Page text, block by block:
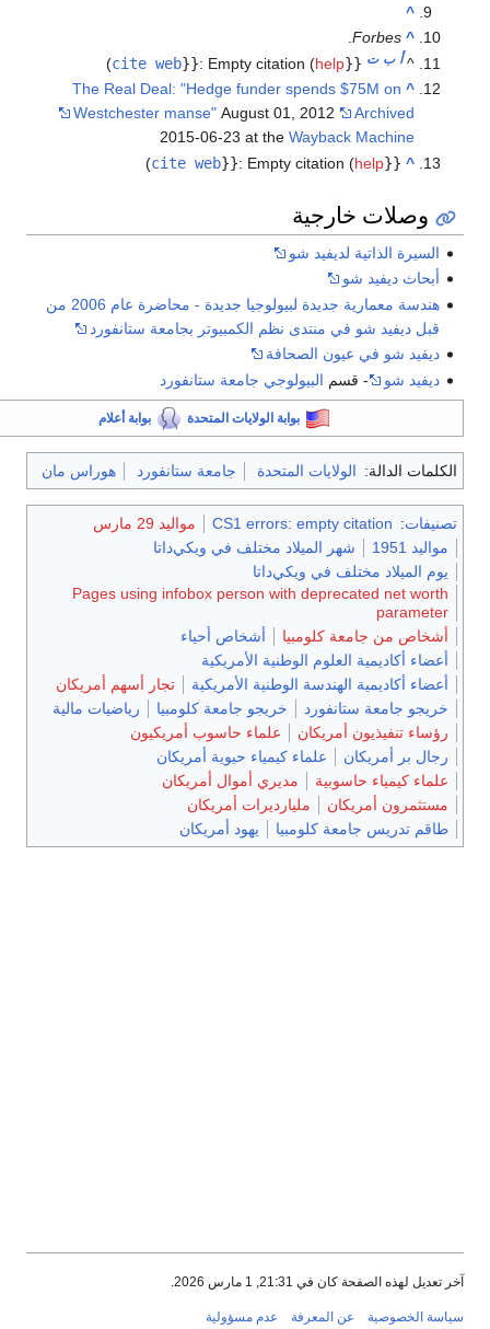
^
Forbes
.
^ ب ت {{
cite web}}:Empty citation (help
)
^
The Real Deal: "Hedge funder spends $75M on
Westchester manse"August 01, 2012
Archived
2015-06-23 at theWayback Machine
^
{{
cite web}}:Empty citation (help
)
وصلات خارجية
السيرة الذاتية لديفيد شو
أبحاث ديفيد شو
هندسة معمارية جديدة لبيولوجيا جديدة - محاضرة عام 2006 من
قبل ديفيد شو في منتدى نظم الكمبيوتر بجامعة ستانفورد
ديفيد شو في عيون الصحافة
ديفيد شو
- قسمالبيولوجي جامعة ستانفورد
بوابة الولايات المتحدة بوابة أعلام
الكلمات الدالة: الولايات المتحدة جامعة ستانفورد هوراس مان
تصنيفات:
CS1 errors: empty citation
مواليد 29 مارس
مواليد 1951
شهر الميلاد مختلف في ويكي‌داتا
يوم الميلاد مختلف في ويكي‌داتا
Pages using infobox person with deprecated net worth
parameter
أشخاص من جامعة كلومبيا
أشخاص أحياء
أعضاء أكاديمية العلوم الوطنية الأمريكية
أعضاء أكاديمية الهندسة الوطنية الأمريكية
تجار أسهم أمريكان
خريجو جامعة ستانفورد
خريجو جامعة كلومبيا
رياضيات مالية
رؤساء تنفيذيون أمريكان
علماء حاسوب أمريكيون
رجال بر أمريكان
علماء كيمياء حيوية أمريكان
علماء كيمياء حاسوبية
مديري أموال أمريكان
مستثمرون أمريكان
مليارديرات أمريكان
طاقم تدريس جامعة كلومبيا
يهود أمريكان
تعديل لهذه الصفحة كان في 21:31, 1 مارس 2026.
الخصوصية عن المعرفة عدم مسؤولية